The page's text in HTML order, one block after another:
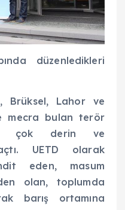
düzenledikleri
Brüksel, Lahor ve
mecra bulan terör
çok derin ve
UETD olarak
eden, masum
olan, toplumda
barış ortamına